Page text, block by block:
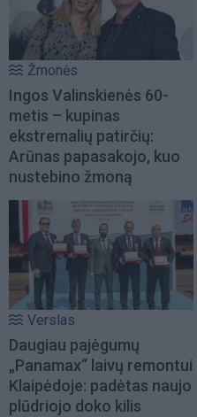
Žmonės
Ingos Valinskienės 60-
metis – kupinas
ekstremalių patirčių:
Arūnas papasakojo, kuo
nustebino žmoną
Verslas
Daugiau pajėgumų
„Panamax“ laivų remontui
Klaipėdoje: padėtas naujo
plūdriojo doko kilis